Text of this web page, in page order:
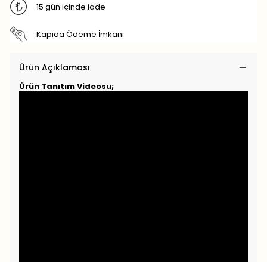
15 gün içinde iade
Kapıda Ödeme İmkanı
Ürün Açıklaması
Ürün Tanıtım Videosu;